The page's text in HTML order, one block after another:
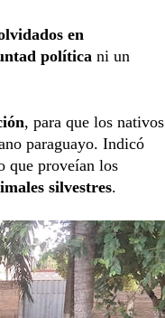
en
política ni un
, para que los nativos
paraguayo. Indicó
que proveían los
silvestres.